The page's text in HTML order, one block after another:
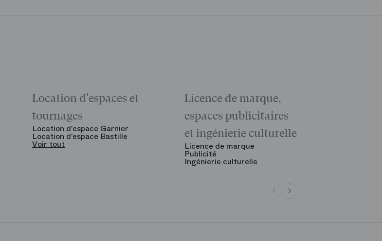
Location d'espaces et
tournages
Location d’espace Garnier
Location d’espace Bastille
Voir tout
Licence de marque,
espaces publicitaires
et ingénierie culturelle
Licence de marque
Publicité
Ingénierie culturelle